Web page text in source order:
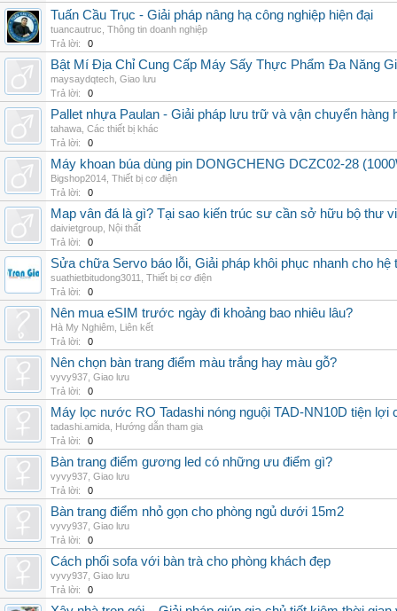
Tuấn Cầu Trục - Giải pháp nâng hạ công nghiệp hiện đại
tuancautruc Thông tin doanh nghiệp
Trả lời:
0
Bật Mí Địa Chỉ Cung Cấp Máy Sấy Thực Phẩm Đa Năng
maysaydqtech Giao lưu
Trả lời:
0
Pallet nhựa Paulan - Giải pháp lưu trữ và vận chuyển hàng
tahawa Các thiết bị khác
Trả lời:
0
Máy khoan búa dùng pin DONGCHENG DCZC02-28
Bigshop2014 Thiết bị cơ điện
Trả lời:
0
Map vân đá là gì? Tại sao kiến trúc sư cần sở hữu bộ thư
daivietgroup Nội thất
Trả lời:
0
Sửa chữa Servo báo lỗi, Giải pháp khôi phục nhanh cho hệ
suathietbitudong3011
Thiết bị cơ điện
Trả lời:
0
Nên mua eSIM trước ngày đi khoảng bao nhiêu lâu?
Hà My Nghiêm Liên kết
Trả lời:
0
Nên chọn bàn trang điểm màu trắng hay màu gỗ?
vyvy937 Giao lưu
Trả lời:
0
Máy lọc nước RO Tadashi nóng nguội TAD-NN10D tiện lợi
tadashi.amida Hướng dẫn tham gia
Trả lời:
0
Bàn trang điểm gương led có những ưu điểm gì?
vyvy937 Giao lưu
Trả lời:
0
Bàn trang điểm nhỏ gọn cho phòng ngủ dưới 15m2
vyvy937 Giao lưu
Trả lời:
0
Cách phối sofa với bàn trà cho phòng khách đẹp
vyvy937 Giao lưu
Trả lời:
0